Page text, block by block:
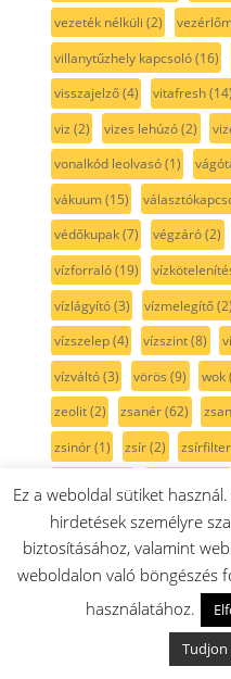
vezeték nélküli (2)
villanytűzhely kapcsoló(16)
visszajelző(4) vitafresh(14)
viz (2) vizes lehúzó(2)
vonalkód leolvasó(1)
vákuum(15)
védőkupak(7) végzáró(2)
vízforraló(19)
vízlágyító(3) vízmelegítő(2)
vízszelep(4) vízszint(8)
vízváltó(3) vörös (9) wok
zeolit(2) zsanér(62)
zsinór(1) zsír(2) zsírfilter
állvány(2) állítható láb(13)
áramlásérzékelő(7)
áttetsző
(29)
(5)
Ez a weboldal sütiket
hirdetések személyre
biztosításához, valamint
weboldalon való böngészés
használatához.